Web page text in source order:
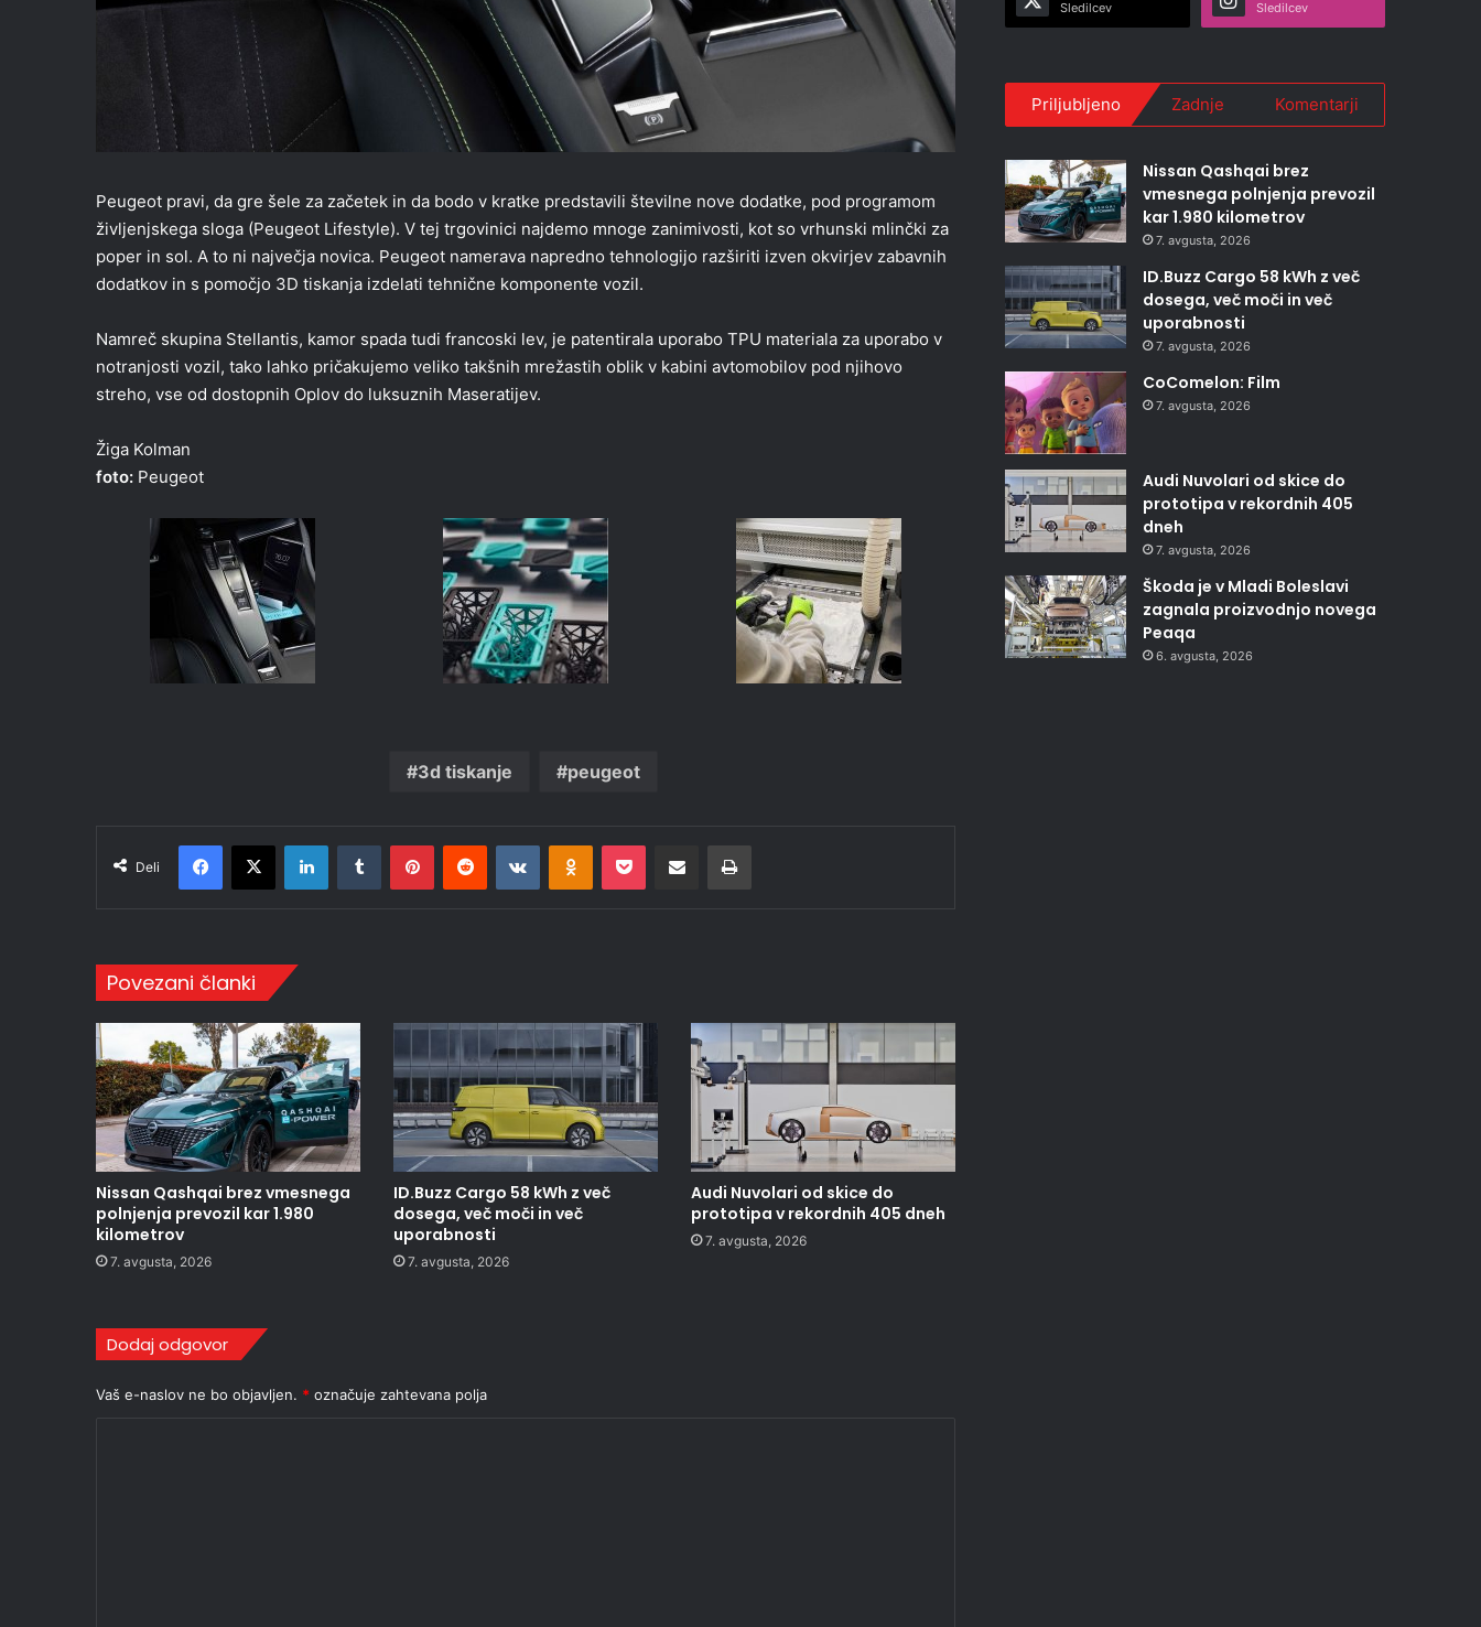
Peugeot pravi, da gre šele za začetek in da bodo v kratke predstavili številne nove dodatke, pod programom
življenjskega sloga (Peugeot Lifestyle). V tej trgovinici najdemo mnoge zanimivosti, kot so vrhunski mlinčki za
poper in sol. A to ni največja novica. Peugeot namerava napredno tehnologijo razširiti izven okvirjev zabavnih
dodatkov in s pomočjo 3D tiskanja izdelati tehnične komponente vozil.
Namreč skupina Stellantis, kamor spada tudi francoski lev, je patentirala uporabo TPU materiala za uporabo v
notranjosti vozil, tako lahko pričakujemo veliko takšnih mrežastih oblik v kabini avtomobilov pod njihovo
streho, vse od dostopnih Oplov do luksuznih Maseratijev.
Žiga Kolman
foto: Peugeot
3d tiskanje peugeot
Deli
Facebook
X LinkedInTumblr PinterestReddit VKontakteOdnoklassniki
Pocket Deli po epošti Natisni
Povezani članki
Nissan Qashqai brez vmesnega
polnjenja prevozil kar 1.980
kilometrov
7. avgusta, 2026
ID.Buzz Cargo 58 kWh z več
dosega, več moči in več
uporabnosti
7. avgusta, 2026
Audi Nuvolari od skice do
prototipa v rekordnih 405 dneh
7. avgusta, 2026
Dodaj odgovor
Vaš e-naslov ne bo objavljen. * označuje zahtevana polja
Sledilcev Sledilcev
Priljubljeno Zadnje Komentarji
Nissan Qashqai brez
vmesnega polnjenja prevozil
kar 1.980 kilometrov
7. avgusta, 2026
ID.Buzz Cargo 58 kWh z več
dosega, več moči in več
uporabnosti
7. avgusta, 2026
CoComelon: Film
7. avgusta, 2026
Audi Nuvolari od skice do
prototipa v rekordnih 405
dneh
7. avgusta, 2026
Škoda je v Mladi Boleslavi
zagnala proizvodnjo novega
Peaqa
6. avgusta, 2026